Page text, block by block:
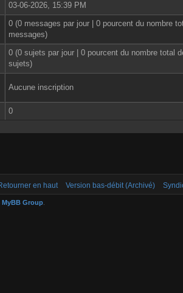
03-06-2026, 15:39 PM
0 (0 messages par jour | 0 pourcent du nombre
messages)
0 (0 sujets par jour | 0 pourcent du nombre total
sujets)
Aucune inscription
0
en haut Version bas-débit (Archivé)
MyBB Group